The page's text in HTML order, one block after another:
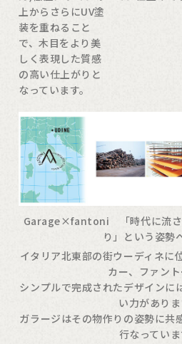
上からさらにUV塗
装を重ねること
で、木目をより美
しく表現した質感
の高い仕上がりと
なっています。
Garage×fantoni 「時代に流さ
り」という姿勢
イタリア北東部の街ウーディネに
カー、ファント
シンプルで完成されたデザインに
い力がありま
ガラージはその物作りの姿勢に共
行なっていま